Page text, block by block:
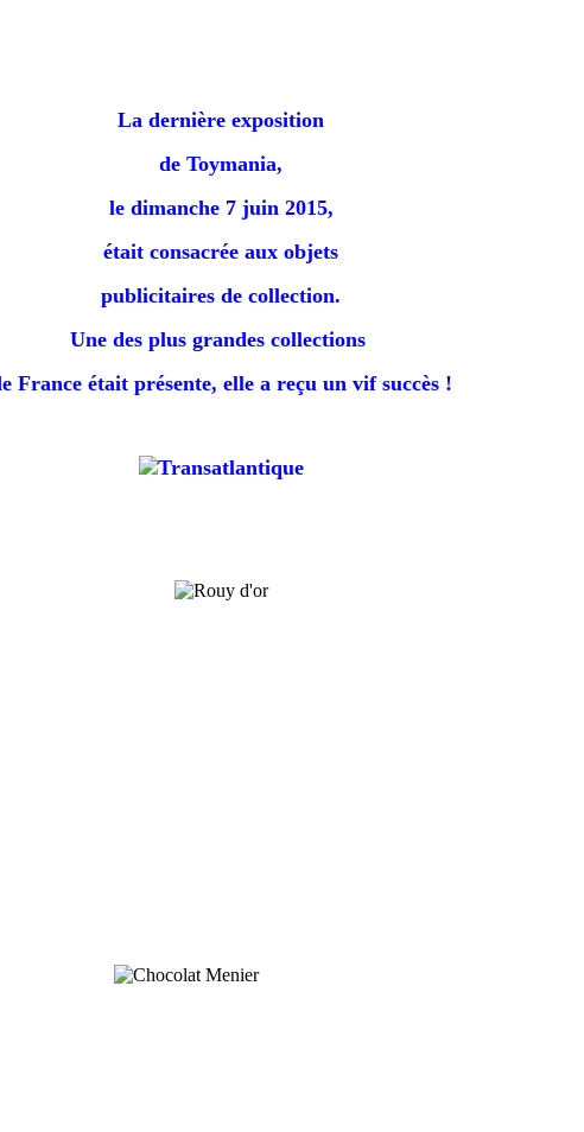
La dernière exposition
de Toymania,
le dimanche 7 juin 2015,
était consacrée aux objets
publicitaires de collection.
Une des plus grandes collections
France était présente, elle a reçu un vif succès !